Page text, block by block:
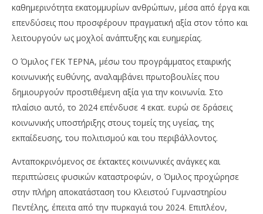
καθημερινότητα εκατομμυρίων ανθρώπων, μέσα από έργα και
επενδύσεις που προσφέρουν πραγματική αξία στον τόπο και
λειτουργούν ως μοχλοί ανάπτυξης και ευημερίας.
Ο Όμιλος ΓΕΚ ΤΕΡΝΑ, μέσω του προγράμματος εταιρικής
κοινωνικής ευθύνης, αναλαμβάνει πρωτοβουλίες που
δημιουργούν προστιθέμενη αξία για την κοινωνία. Στο
πλαίσιο αυτό, το 2024 επένδυσε 4 εκατ. ευρώ σε δράσεις
κοινωνικής υποστήριξης στους τομείς της υγείας, της
εκπαίδευσης, του πολιτισμού και του περιβάλλοντος.
Ανταποκρινόμενος σε έκτακτες κοινωνικές ανάγκες και
περιπτώσεις φυσικών καταστροφών, ο Όμιλος προχώρησε
στην πλήρη αποκατάσταση του Κλειστού Γυμναστηρίου
Πεντέλης, έπειτα από την πυρκαγιά του 2024. Επιπλέον,